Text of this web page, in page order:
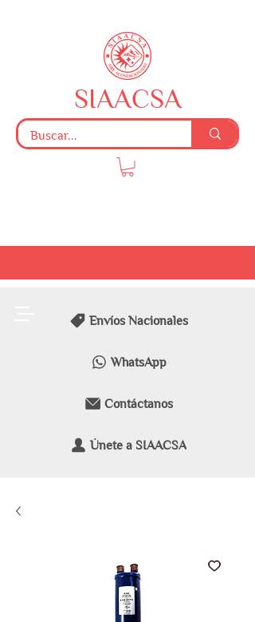
Envíos Nacionales
WhatsApp
Contáctanos
Únete a SIAACSA
SIAACSA